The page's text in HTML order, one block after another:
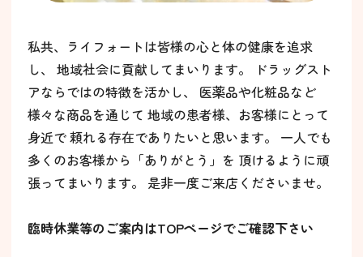
私共、ライフォートは皆様の心と体の健康を追求
し、 地域社会に貢献してまいります。 ドラッグスト
アならではの特徴を活かし、 医薬品や化粧品など
様々な商品を通じて 地域の患者様、お客様にとって
身近で 頼れる存在でありたいと思います。 一人でも
多くのお客様から「ありがとう」を 頂けるように頑
張ってまいります。 是非一度ご来店くださいませ。
臨時休業等のご案内はTOPページでご確認下さい